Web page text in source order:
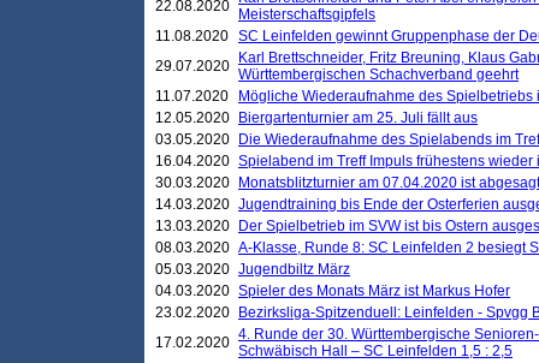
22.08.2020
Meisterschaftsgipfels
11.08.2020 SC Leinfelden gewinnt Gruppenphase der
29.07.2020
Karl Brettschneider, Fritz Breuning, Klaus
Württembergischen Schachverband geehrt
11.07.2020
Mögliche Wiederaufnahme des Spielbetriebs
12.05.2020
Biergartenturnier am 25. Juli fällt aus
03.05.2020
Die Wiederaufnahme des Spielabends im
16.04.2020 Spielabend im Treff Impuls frühestens wieder
30.03.2020
Monatsblitzturnier am 07.04.2020 ist abgesagt
14.03.2020 Jugendtraining bis Ende der Osterferien
13.03.2020
Der Spielbetrieb im SVW ist bis Ostern
08.03.2020 A-Klasse, Runde 8: SC Leinfelden 2 besiegt
05.03.2020 Jugendbiltz März
04.03.2020 Spieler des Monats März ist Markus Hofer
23.02.2020
Bezirksliga-Spitzenduell: Leinfelden - Spvgg
17.02.2020 4. Runde der 30. Württembergische
Schwäbisch Hall – SC Leinfelden 1,5 : 2,5